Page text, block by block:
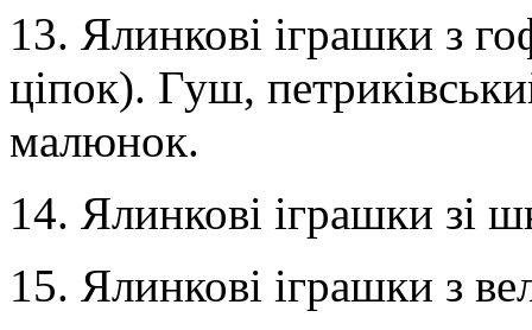
13. Ялинкові іграшки з
ціпок). Гуш,
малюнок.
14. Ялинкові іграшки зі
15. Ялинкові іграшки з